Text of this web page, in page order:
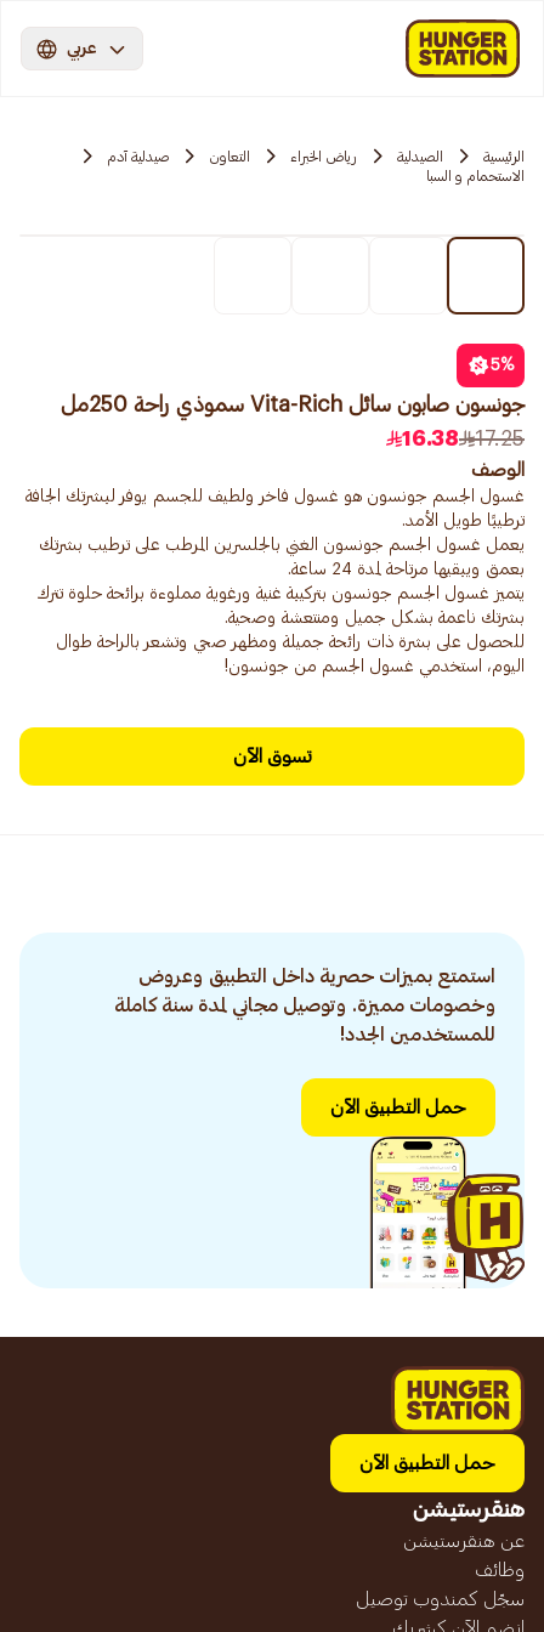
عربي
الرئيسية الصيدلية رياض الخبراء التعاون
صيدلية آدم
الاستحمام و السبا
5%
جونسون صابون سائل Vita-Rich سموذي راحة 250مل
17.25
16.38
الوصف
غسول الجسم جونسون هو غسول فاخر ولطيف للجسم يوفر لبشرتك الجافة
يعمل غسول الجسم جونسون الغني بالجلسرين المرطب على ترطيب بشرتك
يتميز غسول الجسم جونسون بتركيبة غنية ورغوية مملوءة برائحة حلوة تترك
للحصول على بشرة ذات رائحة جميلة ومظهر صحي وتشعر بالراحة طوال
اليوم، استخدمي غسول الجسم من جونسون!
تسوق الآن
استمتع بميزات حصرية داخل التطبيق وعروض
وخصومات مميزة. وتوصيل مجاني لمدة سنة كاملة
للمستخدمين الجدد!
حمل التطبيق الآن
حمل التطبيق الآن
هنقرستيشن
عن هنقرستيشن
وظائف
سجّل كمندوب توصيل